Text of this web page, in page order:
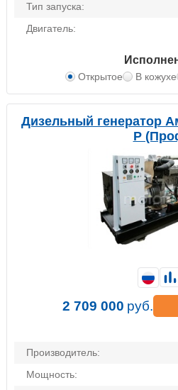
Тип запуска:
Двигатель:
Открытое В кожухе
Дизельный генератор
P
Производитель:
Мощность:
2 709 000 руб.